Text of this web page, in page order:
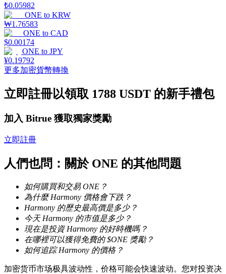
使您的資產穩定增值
Launchpool
活期質押獲得熱門資產
₺0.05982
ONE to KRW
₩1.76583
ONE to CAD
$0.00174
ONE to JPY
¥0.19792
更多加密貨幣轉換
立即註冊以領取 1788 USDT 的新手禮包
加入 Bitrue 獲取獨家獎勵
立即註冊
人們也問：關於 ONE 的其他問題
如何購買和交易 ONE？
為什麼 Harmony 價格會下跌？
Harmony 的歷史最高價是多少？
今天 Harmony 的市值是多少？
現在是投資 Harmony 的好時機嗎？
在哪裡可以獲得免費的 $ONE 獎勵？
如何追踪 Harmony 的價格？
加密货币市场极具波动性，价格可能会快速波动。您对投资决